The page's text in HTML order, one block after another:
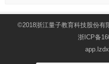
©2018浙江量子教育科技股份有
浙ICP备